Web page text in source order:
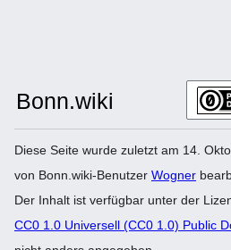
Diese Seite wurde zuletzt am 14.
von Bonn.wiki-Benutzer Wogner
Der Inhalt ist verfügbar unter der
CC0 1.0 Universell (CC0 1.0) Public